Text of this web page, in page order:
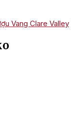
Vang Clare Valley